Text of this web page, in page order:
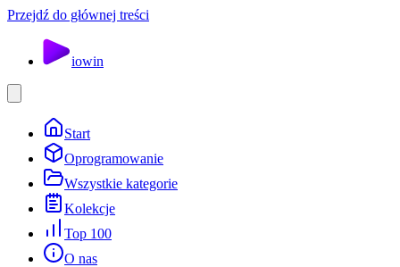
Przejdź do głównej treści
iowin
Start
Oprogramowanie
Wszystkie kategorie
Kolekcje
Top 100
O nas